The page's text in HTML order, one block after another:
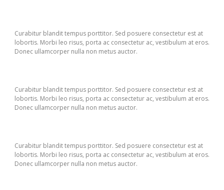
Curabitur blandit tempus porttitor. Sed posuere consectetur est at
lobortis. Morbi leo risus, porta ac consectetur ac, vestibulum at eros.
Donec ullamcorper nulla non metus auctor.
Curabitur blandit tempus porttitor. Sed posuere consectetur est at
lobortis. Morbi leo risus, porta ac consectetur ac, vestibulum at eros.
Donec ullamcorper nulla non metus auctor.
Curabitur blandit tempus porttitor. Sed posuere consectetur est at
lobortis. Morbi leo risus, porta ac consectetur ac, vestibulum at eros.
Donec ullamcorper nulla non metus auctor.